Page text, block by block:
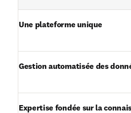
Une plateforme unique
Gestion automatisée des
Expertise fondée sur la